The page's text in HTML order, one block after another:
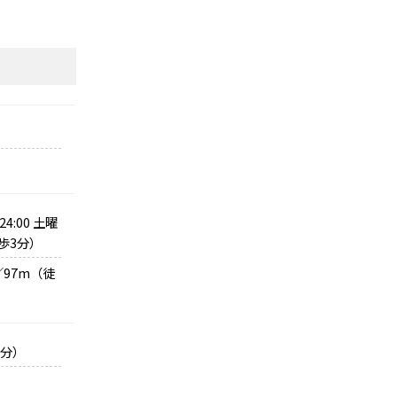
土曜
分）
97m（徒
）